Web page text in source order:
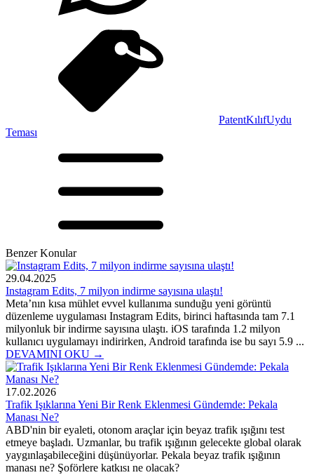
PatentKılıfUydu
Teması
Benzer Konular
29.04.2025
Instagram Edits, 7 milyon indirme sayısına ulaştı!
Meta’nın kısa mühlet evvel kullanıma sunduğu yeni görüntü
düzenleme uygulaması Instagram Edits, birinci haftasında tam 7.1
milyonluk bir indirme sayısına ulaştı. iOS tarafında 1.2 milyon
kullanıcı uygulamayı indirirken, Android tarafında ise bu sayı 5.9 ...
DEVAMINI OKU →
17.02.2026
Trafik Işıklarına Yeni Bir Renk Eklenmesi Gündemde: Pekala
Manası Ne?
ABD'nin bir eyaleti, otonom araçlar için beyaz trafik ışığını test
etmeye başladı. Uzmanlar, bu trafik ışığının gelecekte global olarak
yaygınlaşabileceğini düşünüyorlar. Pekala beyaz trafik ışığının
manası ne? Şoförlere katkısı ne olacak?